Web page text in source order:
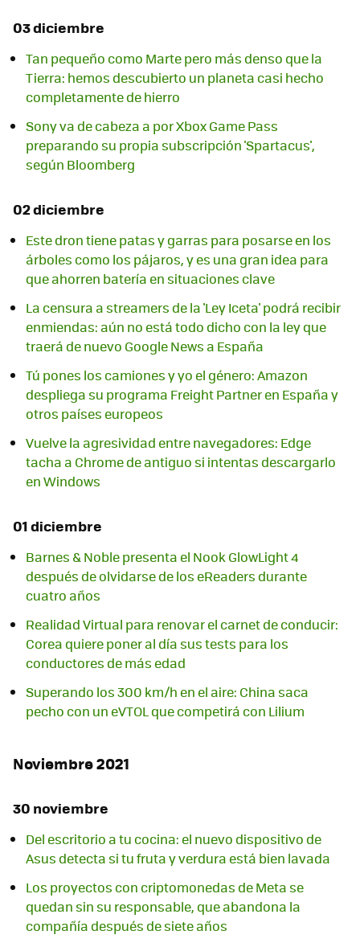
03 diciembre
Tan pequeño como Marte pero más denso que la
Tierra: hemos descubierto un planeta casi hecho
completamente de hierro
Sony va de cabeza a por Xbox Game Pass
preparando su propia subscripción 'Spartacus',
según Bloomberg
02 diciembre
Este dron tiene patas y garras para posarse en los
árboles como los pájaros, y es una gran idea para
que ahorren batería en situaciones clave
La censura a streamers de la 'Ley Iceta' podrá recibir
enmiendas: aún no está todo dicho con la ley que
traerá de nuevo Google News a España
Tú pones los camiones y yo el género: Amazon
despliega su programa Freight Partner en España y
otros países europeos
Vuelve la agresividad entre navegadores: Edge
tacha a Chrome de antiguo si intentas descargarlo
en Windows
01 diciembre
Barnes & Noble presenta el Nook GlowLight 4
después de olvidarse de los eReaders durante
cuatro años
Realidad Virtual para renovar el carnet de conducir:
Corea quiere poner al día sus tests para los
conductores de más edad
Superando los 300 km/h en el aire: China saca
pecho con un eVTOL que competirá con Lilium
Noviembre 2021
30 noviembre
Del escritorio a tu cocina: el nuevo dispositivo de
Asus detecta si tu fruta y verdura está bien lavada
Los proyectos con criptomonedas de Meta se
quedan sin su responsable, que abandona la
compañía después de siete años